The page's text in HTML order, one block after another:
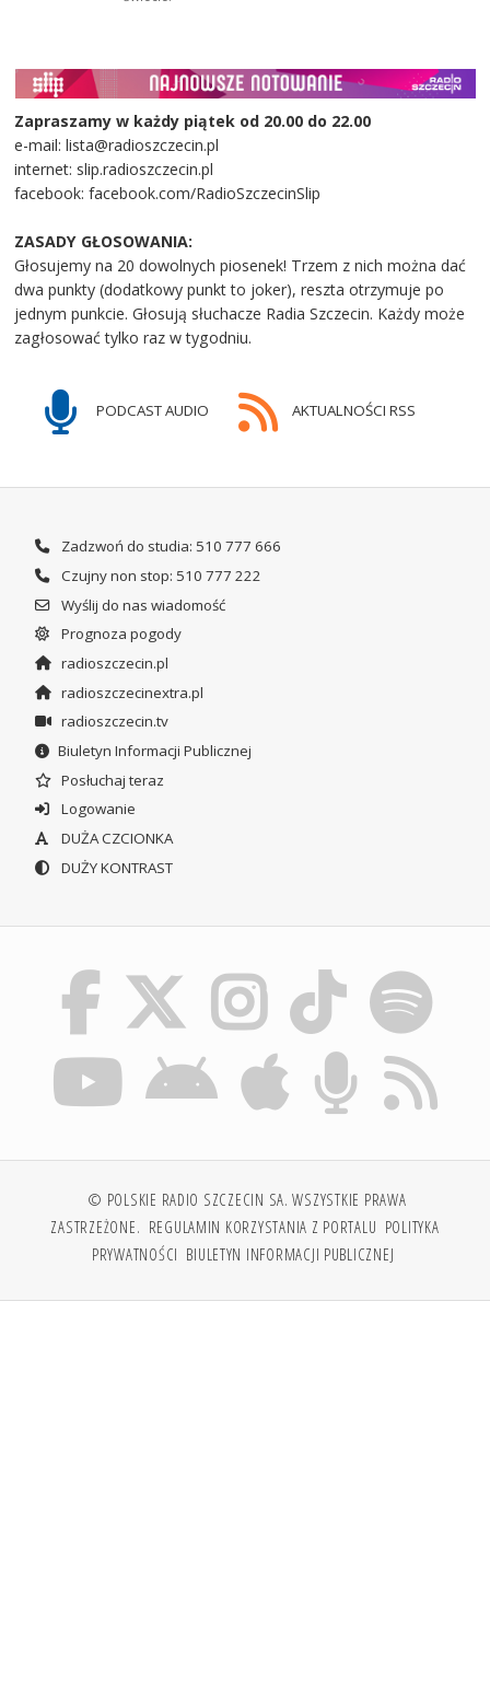
Zapraszamy w każdy piątek od 20.00 do 22.00
e-mail: lista@radioszczecin.pl
internet: slip.radioszczecin.pl
facebook: facebook.com/RadioSzczecinSlip
ZASADY GŁOSOWANIA:
Głosujemy na 20 dowolnych piosenek! Trzem z nich można dać
dwa punkty (dodatkowy punkt to joker), reszta otrzymuje po
jednym punkcie. Głosują słuchacze Radia Szczecin. Każdy może
zagłosować tylko raz w tygodniu.
PODCAST AUDIO AKTUALNOŚCI RSS
Zadzwoń do studia: 510 777 666
Czujny non stop: 510 777 222
Wyślij do nas wiadomość
Prognoza pogody
radioszczecin.pl
radioszczecinextra.pl
radioszczecin.tv
Biuletyn Informacji Publicznej
Posłuchaj teraz
Logowanie
DUŻA CZCIONKA
DUŻY KONTRAST
© POLSKIE RADIO SZCZECIN SA. WSZYSTKIE PRAWA
ZASTRZEŻONE. REGULAMIN KORZYSTANIA Z PORTALU POLITYKA
PRYWATNOŚCI BIULETYN INFORMACJI PUBLICZNEJ